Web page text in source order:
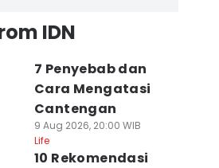
IDN
7 Penyebab dan
Cara Mengatasi
Cantengan
9 Aug 2026, 20:00 WIB
Life
10 Rekomendasi